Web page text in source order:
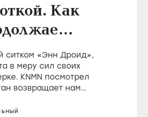
Как
ситком «Энн Дроид»,
в меру сил своих
KNMN посмотрел
возвращает нам